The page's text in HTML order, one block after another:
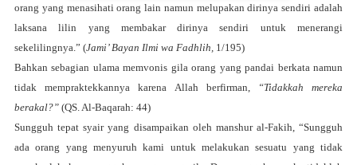
orang yang menasihati orang lain namun melupakan dirinya sendiri adalah
laksana lilin yang membakar dirinya sendiri untuk menerangi
sekelilingnya.” (Jami’ Bayan Ilmi wa Fadhlih, 1/195)
Bahkan sebagian ulama memvonis gila orang yang pandai berkata namun
tidak mempraktekkannya karena Allah berfirman,
“Tidakkah mereka
berakal?” (QS. Al-Baqarah: 44)
Sungguh tepat syair yang disampaikan oleh manshur al-Fakih, “Sungguh
ada orang yang menyuruh kami untuk melakukan sesuatu yang tidak